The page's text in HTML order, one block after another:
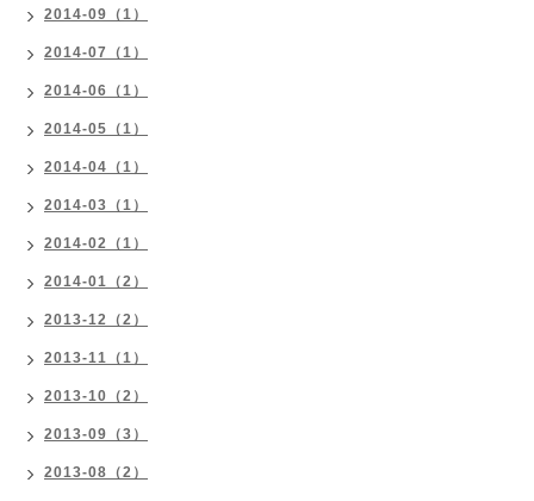
2014-09（1）
2014-07（1）
2014-06（1）
2014-05（1）
2014-04（1）
2014-03（1）
2014-02（1）
2014-01（2）
2013-12（2）
2013-11（1）
2013-10（2）
2013-09（3）
2013-08（2）